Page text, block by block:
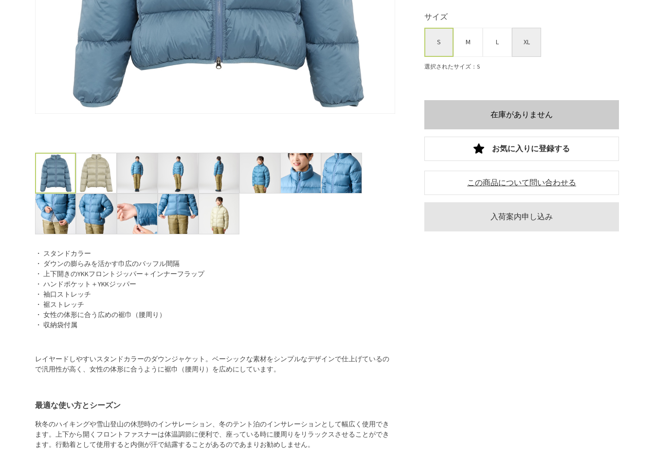
・ スタンドカラー
・ ダウンの膨らみを活かす巾広のバッフル間隔
・ 上下開きのYKKフロントジッパー＋インナーフラップ
・ ハンドポケット＋YKKジッパー
・ 袖口ストレッチ
・ 裾ストレッチ
・ 女性の体形に合う広めの裾巾（腰周り）
・ 収納袋付属
レイヤードしやすいスタンドカラーのダウンジャケット。ベーシックな素材をシンプルなデザインで仕上げているの
で汎用性が高く、女性の体形に合うように裾巾（腰周り）を広めにしています。
最適な使い方とシーズン
秋冬のハイキングや雪山登山の休憩時のインサレーション、冬のテント泊のインサレーションとして幅広く使用でき
ます。上下から開くフロントファスナーは体温調節に便利で、座っている時に腰周りをリラックスさせることができ
ます。行動着として使用すると内側が汗で結露することがあるのであまりお勧めしません。
サイズ
S M L XL
選択されたサイズ：S
在庫がありません
入荷案内申し込み
この商品について問い合わせる
お気に入りに登録する